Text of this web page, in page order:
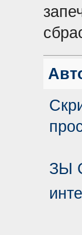
ЗЫ